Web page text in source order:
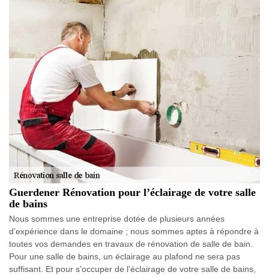
Guerdener Rénovation pour l’éclairage de votre salle
de bains
Nous sommes une entreprise dotée de plusieurs années
d’expérience dans le domaine ; nous sommes aptes à répondre à
toutes vos demandes en travaux de rénovation de salle de bain.
Pour une salle de bains, un éclairage au plafond ne sera pas
suffisant. Et pour s’occuper de l’éclairage de votre salle de bains,